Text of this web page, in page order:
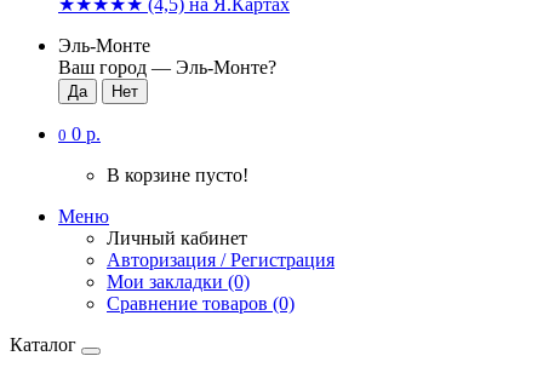
Эль-Монте
Ваш город — Эль-Монте?
0 0 р.
В корзине пусто!
Меню
Личный кабинет
Авторизация / Регистрация
Мои закладки (0)
Сравнение товаров (0)
Каталог